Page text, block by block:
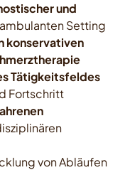
und
Setting
konservativen
Tätigkeitsfeldes
Fortschritt
von Abläufen